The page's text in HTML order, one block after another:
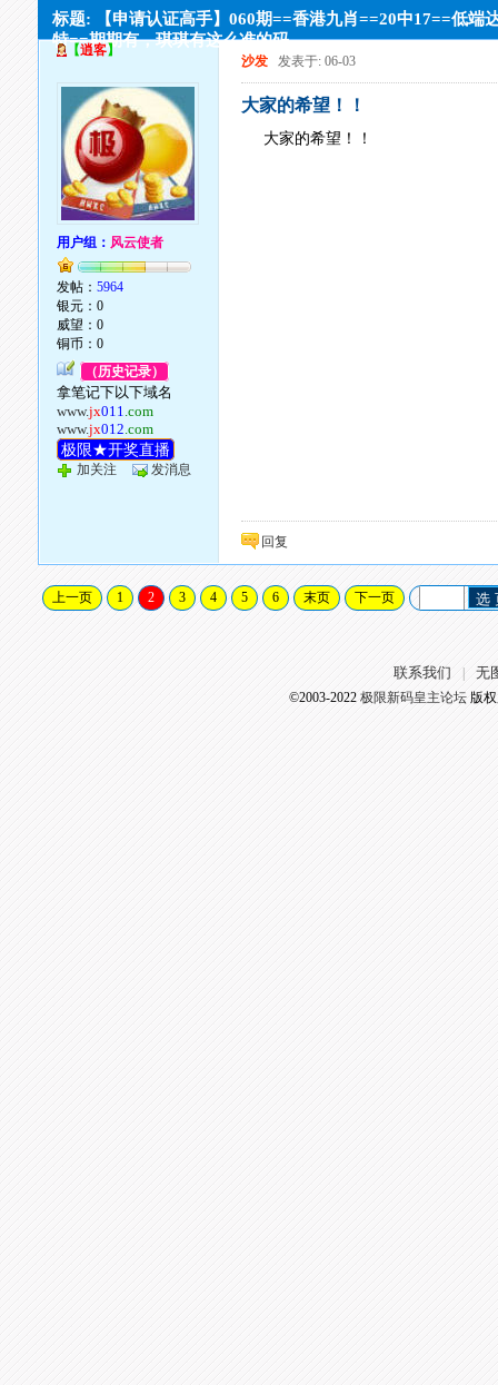
标题: 【申请认证高手】060期==香港九肖==20中17==低端
特==期期有，琪琪有这么准的码。。
【逍客】
用户组： 风云使者
发帖：5964
银元：0
威望：0
铜币：0
（历史记录）
拿笔记下以下域名
www.jx011.com
www.jx012.com
极限★开奖直播
加关注 发消息
沙发 发表于: 06-03
大家的希望！！
大家的希望！！
回复
上一页 1 2 3 4 5 6 末页 下一页 选
联系我们 无
©2003-2022 极限新码皇主论坛版权